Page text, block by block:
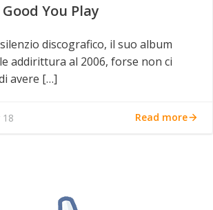
You Play
discografico, il suo album
addirittura al 2006, forse non ci
avere […]
18 Read more